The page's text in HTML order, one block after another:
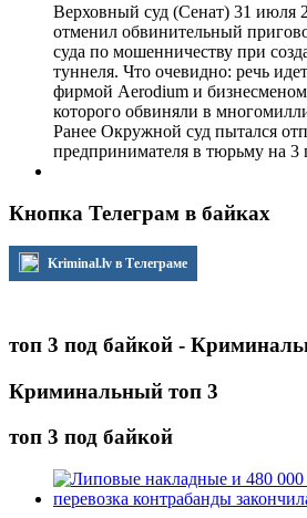
Верховный суд (Сенат) 31 июля
отменил обвинительный
суда по мошенничеству при
туннеля. Что очевидно: речь
фирмой Aerodium и
которого обвиняли в
Ранее Окружной суд пытался
предпринимателя в тюрьму на 3
Кнопка Телеграм в байках
Kriminal.lv в Телеграме
топ 3 под байкой -
Криминальный топ 3
топ 3 под байкой